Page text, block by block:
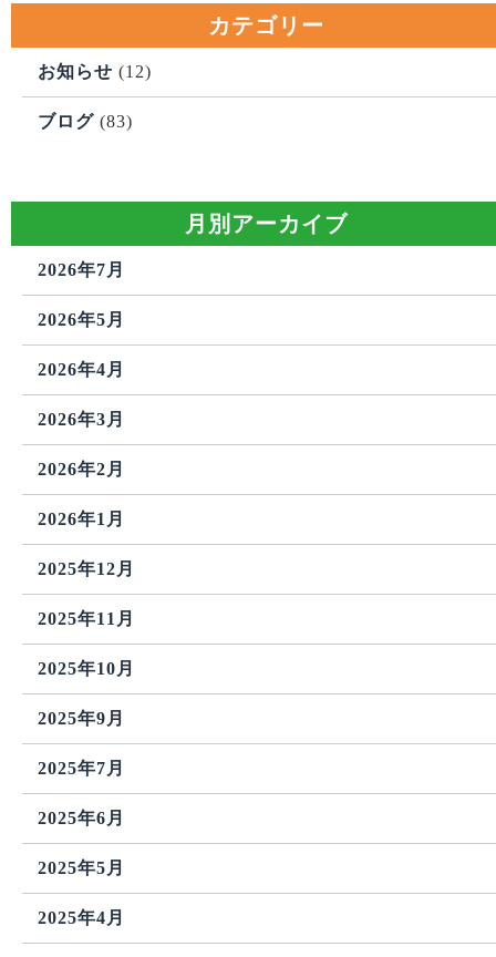
カテゴリー
お知らせ (12)
ブログ (83)
月別アーカイブ
2026年7月
2026年5月
2026年4月
2026年3月
2026年2月
2026年1月
2025年12月
2025年11月
2025年10月
2025年9月
2025年7月
2025年6月
2025年5月
2025年4月